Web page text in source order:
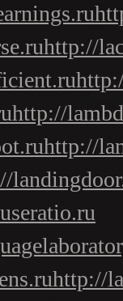
http://
http://
http://
http://